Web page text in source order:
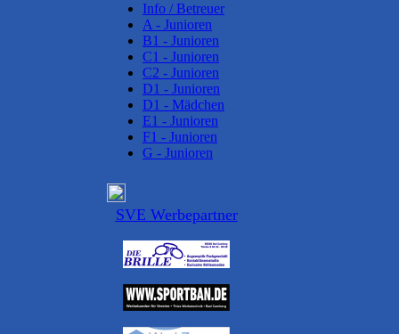
Info / Betreuer
A - Junioren
B1 - Junioren
C1 - Junioren
C2 - Junioren
D1 - Junioren
D1 - Mädchen
E1 - Junioren
F1 - Junioren
G - Junioren
SVE Werbepartner